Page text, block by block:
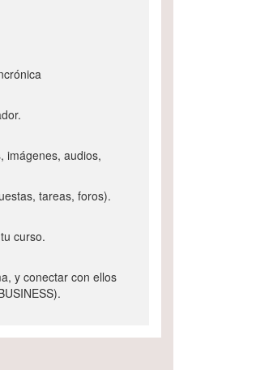
imágenes, audios,
tareas, foros).
curso.
y conectar con ellos